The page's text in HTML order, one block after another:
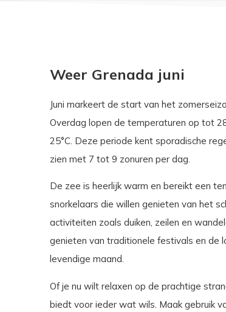
Weer Grenada juni
Juni markeert de start van het
Overdag lopen de temperaturen op tot
25°C. Deze periode kent sporadische
zien met 7 tot 9 zonuren per dag.
De zee is heerlijk warm en bereikt een
snorkelaars die willen genieten van het
activiteiten zoals duiken, zeilen en
genieten van traditionele festivals en de
levendige maand.
Of je nu wilt relaxen op de prachtige
biedt voor ieder wat wils. Maak gebruik